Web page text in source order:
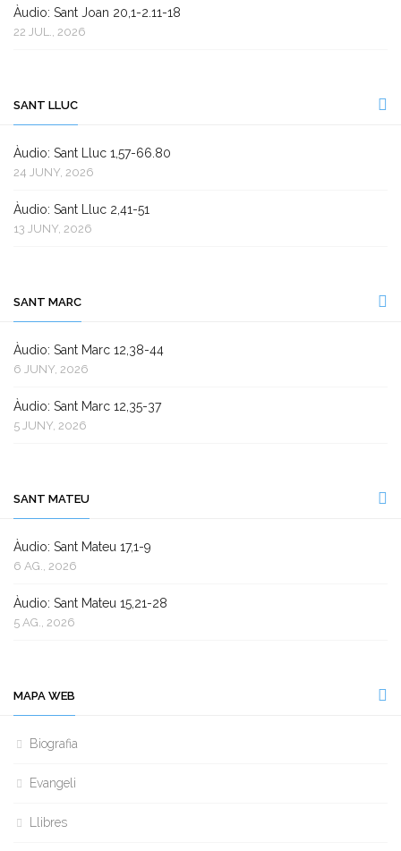
Àudio: Sant Joan 20,1-2.11-18
22 JUL., 2026
SANT LLUC
Àudio: Sant Lluc 1,57-66.80
24 JUNY, 2026
Àudio: Sant Lluc 2,41-51
13 JUNY, 2026
SANT MARC
Àudio: Sant Marc 12,38-44
6 JUNY, 2026
Àudio: Sant Marc 12,35-37
5 JUNY, 2026
SANT MATEU
Àudio: Sant Mateu 17,1-9
6 AG., 2026
Àudio: Sant Mateu 15,21-28
5 AG., 2026
MAPA WEB
Biografia
Evangeli
Llibres